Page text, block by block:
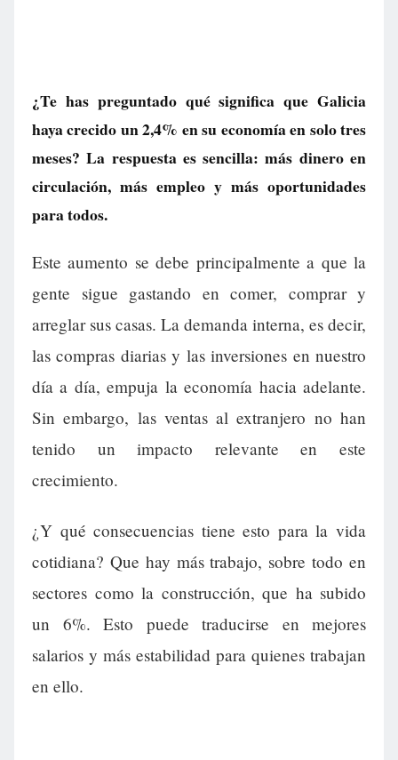
¿Te has preguntado qué significa que Galicia
haya crecido un 2,4% en su economía en solo tres
meses? La respuesta es sencilla: más dinero en
circulación, más empleo y más oportunidades
para todos.
Este aumento se debe principalmente a que la
gente sigue gastando en comer, comprar y
arreglar sus casas. La demanda interna, es decir,
las compras diarias y las inversiones en nuestro
día a día, empuja la economía hacia adelante.
Sin embargo, las ventas al extranjero no han
tenido un impacto relevante en este
crecimiento.
¿Y qué consecuencias tiene esto para la vida
cotidiana? Que hay más trabajo, sobre todo en
sectores como la construcción, que ha subido
un 6%. Esto puede traducirse en mejores
salarios y más estabilidad para quienes trabajan
en ello.